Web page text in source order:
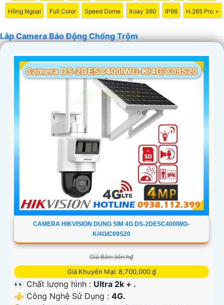
'
Hồng Ngoại Full Color Speed Dome Xoay 360 IP66 H.265 Pro +
Lắp Camera Báo Động Chống Trộm
CAMERA HIKVISION DUNG SIM 4G DS-2DESC400IWG-
K/4G/C09S20
Giá Bán: liên h₫
Giá Khuyến Mại: 8,700,000 ₫
👀 Chất lượng hình : Ultra 2k + .
⚜️ Công Nghệ Sử Dụng : 4G.